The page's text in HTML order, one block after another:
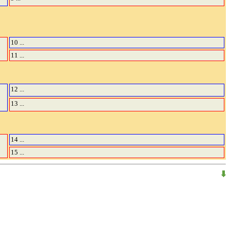
10 ...
11 ...
12 ...
13 ...
14 ...
15 ...